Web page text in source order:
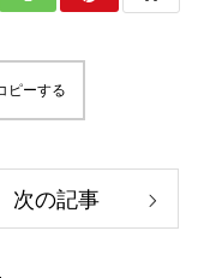
ピーする
次の記事